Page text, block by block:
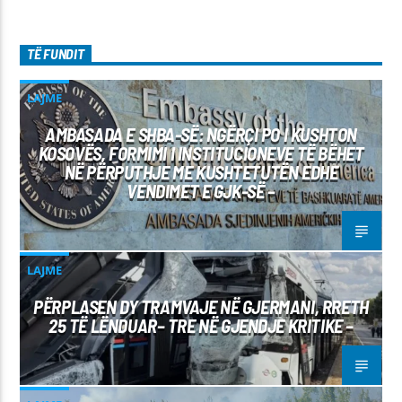
TË FUNDIT
LAJME
AMBASADA E SHBA-SË: NGËRÇI PO I KUSHTON
KOSOVËS, FORMIMI I INSTITUCIONEVE TË BËHET
NË PËRPUTHJE ME KUSHTETUTËN EDHE
VENDIMET E GJK-SË –
LAJME
PËRPLASEN DY TRAMVAJE NË GJERMANI, RRETH
25 TË LËNDUAR– TRE NË GJENDJE KRITIKE –